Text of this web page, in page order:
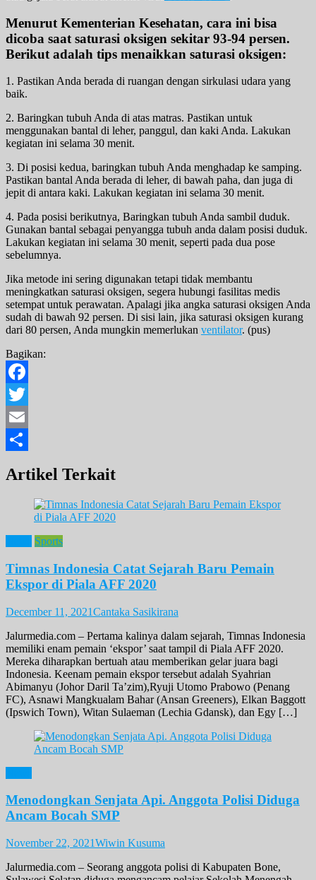
Menurut Kementerian Kesehatan, cara ini bisa
dicoba saat saturasi oksigen sekitar 93-94 persen.
Berikut adalah tips menaikkan saturasi oksigen:
1. Pastikan Anda berada di ruangan dengan sirkulasi udara yang
baik.
2. Baringkan tubuh Anda di atas matras. Pastikan untuk
menggunakan bantal di leher, panggul, dan kaki Anda. Lakukan
kegiatan ini selama 30 menit.
3. Di posisi kedua, baringkan tubuh Anda menghadap ke samping.
Pastikan bantal Anda berada di leher, di bawah paha, dan juga di
jepit di antara kaki. Lakukan kegiatan ini selama 30 menit.
4. Pada posisi berikutnya, Baringkan tubuh Anda sambil duduk.
Gunakan bantal sebagai penyangga tubuh anda dalam posisi duduk.
Lakukan kegiatan ini selama 30 menit, seperti pada dua pose
sebelumnya.
Jika metode ini sering digunakan tetapi tidak membantu
meningkatkan saturasi oksigen, segera hubungi fasilitas medis
setempat untuk perawatan. Apalagi jika angka saturasi oksigen Anda
sudah di bawah 92 persen. Di sisi lain, jika saturasi oksigen kurang
dari 80 persen, Anda mungkin memerlukan ventilator. (pus)
Bagikan:
Facebook
Twitter
Email
Artikel Terkait
Sports
Timnas Indonesia Catat Sejarah Baru Pemain
Ekspor di Piala AFF 2020
December 11, 2021Cantaka Sasikirana
Jalurmedia.com – Pertama kalinya dalam sejarah, Timnas Indonesia
memiliki enam pemain ‘ekspor’ saat tampil di Piala AFF 2020.
Mereka diharapkan bertuah atau memberikan gelar juara bagi
Indonesia. Keenam pemain ekspor tersebut adalah Syahrian
Abimanyu (Johor Daril Ta’zim),Ryuji Utomo Prabowo (Penang
FC), Asnawi Mangkualam Bahar (Ansan Greeners), Elkan Baggott
(Ipswich Town), Witan Sulaeman (Lechia Gdansk), dan Egy […]
Menodongkan Senjata Api. Anggota Polisi Diduga
Ancam Bocah SMP
November 22, 2021Wiwin Kusuma
Jalurmedia.com – Seorang anggota polisi di Kabupaten Bone,